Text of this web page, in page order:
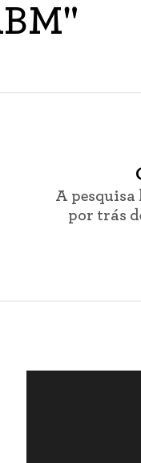
A
por trás